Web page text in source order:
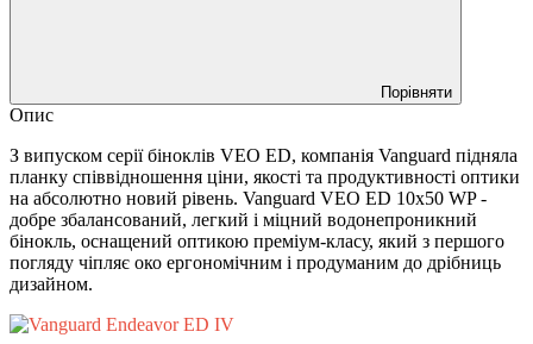
Порівняти
Опис
З випуском серії біноклів VEO ED, компанія Vanguard підняла
планку співвідношення ціни, якості та продуктивності оптики
на абсолютно новий рівень. Vanguard VEO ED 10x50 WP -
добре збалансований, легкий і міцний водонепроникний
бінокль, оснащений оптикою преміум-класу, який з першого
погляду чіпляє око ергономічним і продуманим до дрібниць
дизайном.